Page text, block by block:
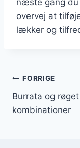
overvej at
lækker og
FORRIGE
Burrata og
kombinationer